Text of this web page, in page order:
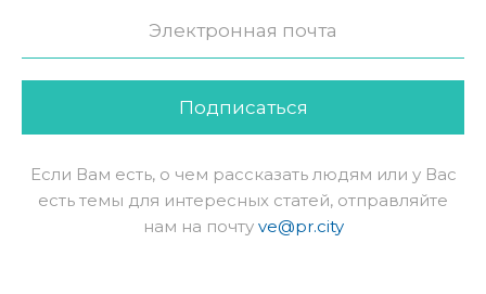
Подписаться
Если Вам есть, о чем рассказать людям или у Вас
есть темы для интересных статей, отправляйте
нам на почту ve@pr.city